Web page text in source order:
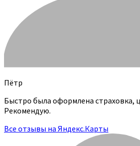
Пётр
Быстро была оформлена страховка,
Рекомендую.
Все отзывы на Яндекс.Карты